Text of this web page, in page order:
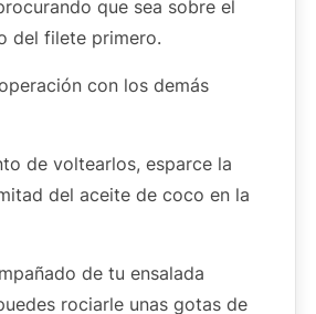
que sea sobre el
del filete primero.
con los demás
de voltearlos, esparce la
del aceite de coco en la
de tu ensalada
rociarle unas gotas de